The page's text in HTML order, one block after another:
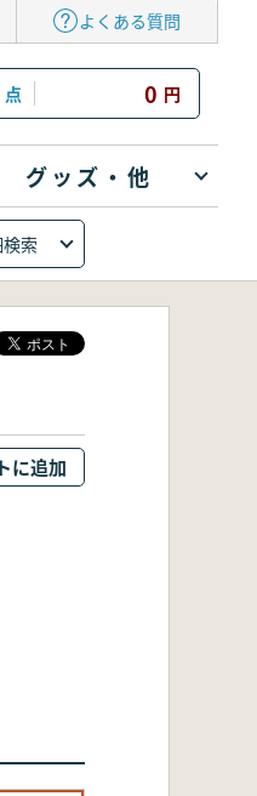
よくある質問
点 0 円
グッズ・他
索
に追加